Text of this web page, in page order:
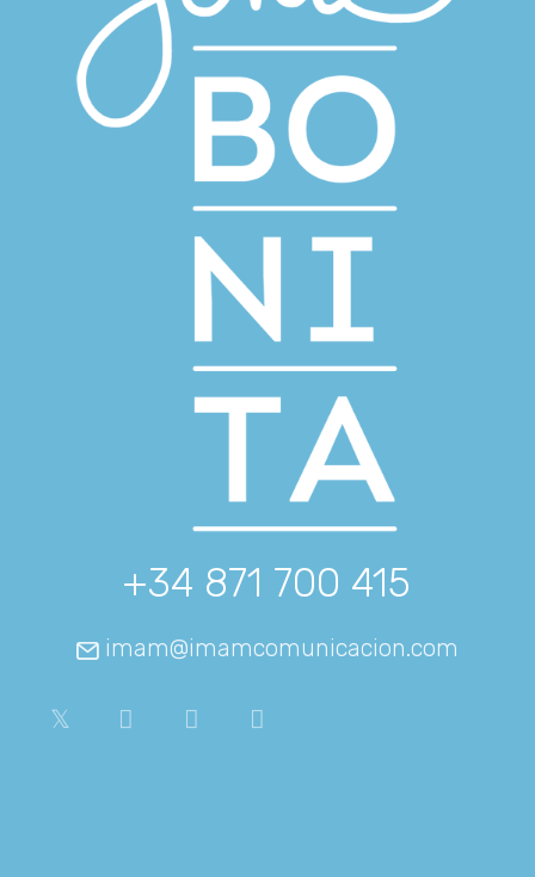
+34 871 700 415
imam@imamcomunicacion.com